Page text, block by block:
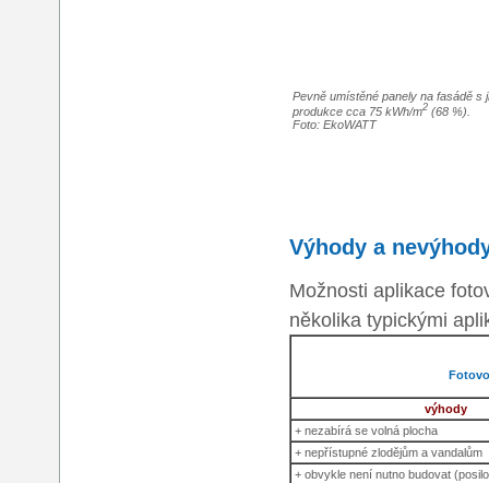
Pevně umístěné panely na fasádě s
produkce cca 75 kWh/m2 (68 %).
Foto: EkoWATT
Výhody a
Možnosti aplikace
několika typickými
výhody
+ nezabírá se volná plocha
+ nepřístupné zlodějům a vandalům
+ obvykle není nutno budovat